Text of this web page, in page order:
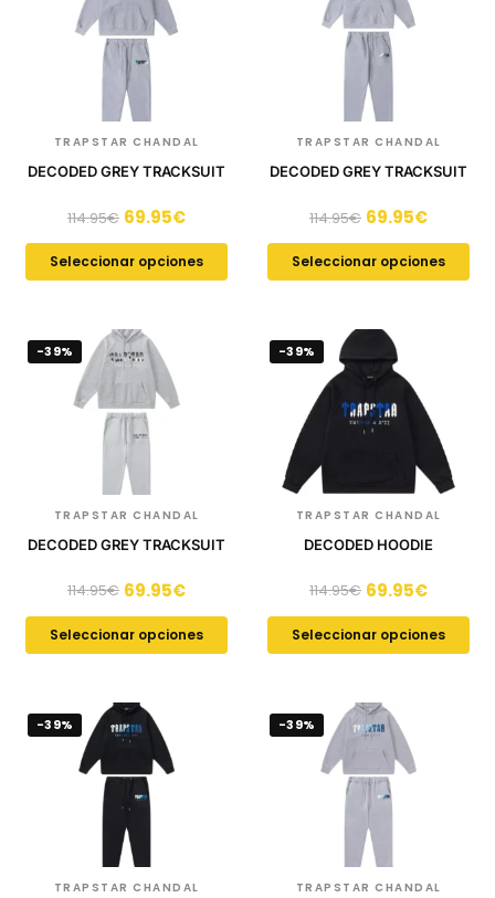
TRAPSTAR CHANDAL
DECODED GREY TRACKSUIT
114.95€ 69.95€
Seleccionar opciones
TRAPSTAR CHANDAL
DECODED GREY TRACKSUIT
114.95€ 69.95€
Seleccionar opciones
-39%
TRAPSTAR CHANDAL
DECODED GREY TRACKSUIT
114.95€ 69.95€
Seleccionar opciones
-39%
TRAPSTAR CHANDAL
DECODED HOODIE
114.95€ 69.95€
Seleccionar opciones
-39%
TRAPSTAR CHANDAL
-39%
TRAPSTAR CHANDAL